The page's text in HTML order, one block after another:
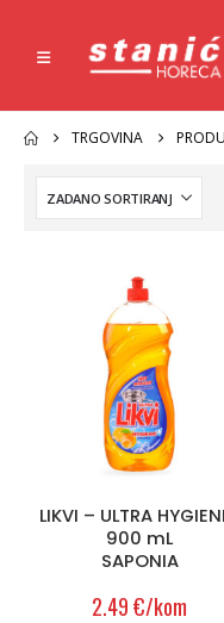
TRGOVINA
LIKVI – ULTRA
900 mL
SAPONIA
2.49€/kom